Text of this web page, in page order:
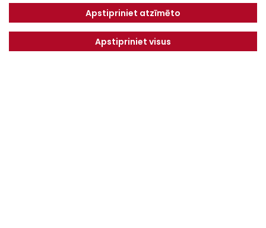
info@dotnuvabaltic.lv
Apstipriniet atzīmēto
Apstipriniet visus